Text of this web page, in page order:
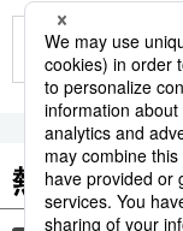
熱門關鍵詞